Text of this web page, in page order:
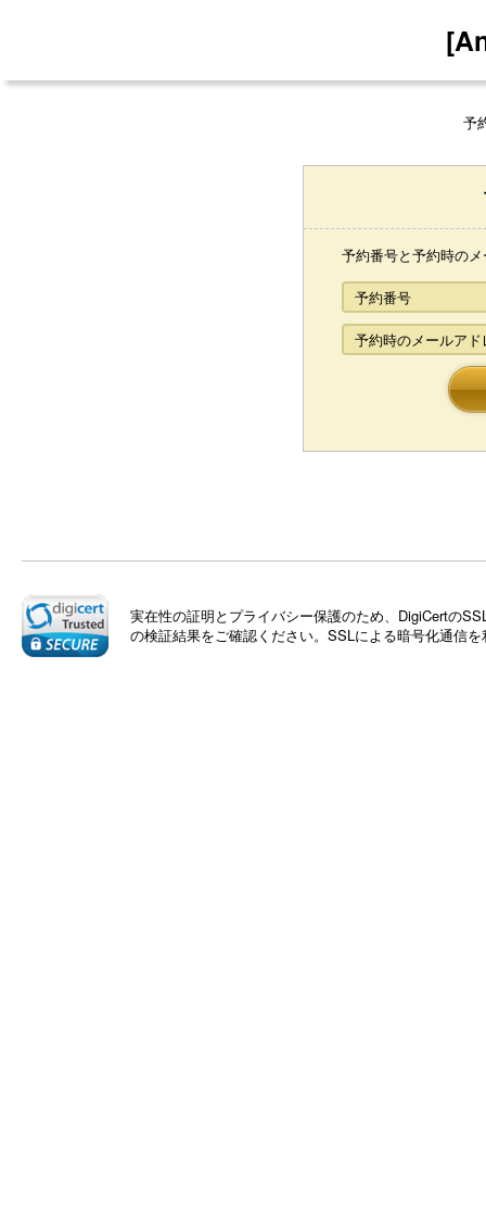
予
予約番号と予約時の
予約番号
予約時のメールアド
実在性の証明とプライバシー保護のため、DigiCertの
の検証結果をご確認ください。SSLによる暗号化通信